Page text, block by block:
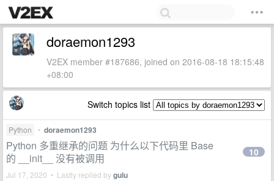
doraemon1293
V2EX member #187686, joined on 2016-08-18 18:15:48
+08:00
Switch topics list
Python • doraemon1293
Python 多重继承的问题 为什么以下代码里 Base
的 __init__ 没有被调用
Jul 17, 2020 • Lastly replied bygulu
10